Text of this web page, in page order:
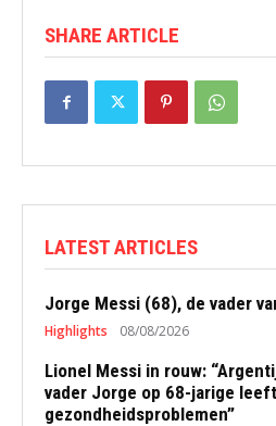
SHARE ARTICLE
LATEST ARTICLES
Jorge Messi (68), de vader
Highlights 08/08/2026
Lionel Messi in rouw:
vader Jorge op 68-jarige
gezondheidsproblemen”